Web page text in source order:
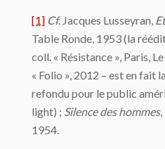
[1] Cf. Jacques Lusseyran,
Table Ronde, 1953 (la
coll. « Résistance », Paris,
« Folio », 2012 – est en fait
refondu pour le public
light) ; Silence des hommes,
1954.